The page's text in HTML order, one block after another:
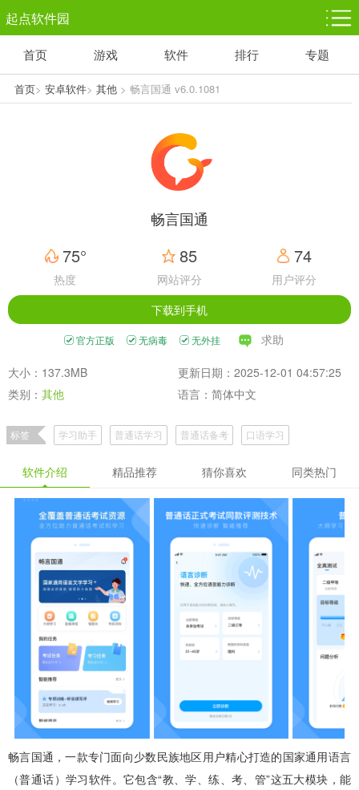
起点软件园
塔防游戏
1千+款游戏
休闲益智
1万+款游戏
体育竞技
5百+款游戏
3百+款游戏
首页 游戏 软件 排行 专题
首页> 安卓软件> 其他> 畅言国通 v6.0.1081
畅言国通
75°
热度
85
网站评分
74
用户评分
下载到手机
官方正版 无病毒 无外挂 求助
大小：137.3MB
更新日期：2025-12-01 04:57:25
类别： 其他 语言：简体中文
标签 学习助手 普通话学习 普通话备考 口语学习
软件介绍 精品推荐 猜你喜欢 同类热门
畅言国通，一款专门面向少数民族地区用户精心打造的国家通用语言
（普通话）学习软件。它包含“教、学、练、考、管”这五大模块，能